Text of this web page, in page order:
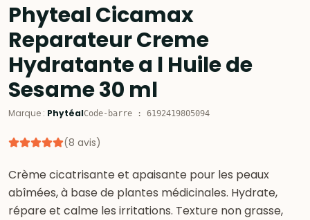
Phyteal Cicamax
Reparateur Creme
Hydratante a l Huile de
Sesame 30 ml
Marque : PhytéalCode-barre : 6192419805094
(8 avis)
Crème cicatrisante et apaisante pour les peaux
abîmées, à base de plantes médicinales. Hydrate,
répare et calme les irritations. Texture non grasse,